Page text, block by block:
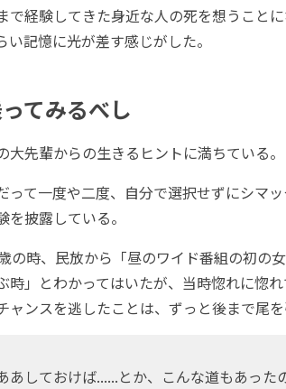
で経験してきた身近な人の死を想うこと
い記憶に光が差す感じがした。
てみるべし
先輩からの生きるヒントに満ちている。
て一度や二度、自分で選択せずにシマッ
を披露している。
の時、民放から「昼のワイド番組の初の
時」とわかってはいたが、当時惚れに惚
ャンスを逃したことは、ずっと後まで尾を
あしておけば......とか、こんな道もあった